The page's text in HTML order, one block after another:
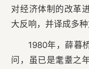
对经济体制的改革
大反响，并译成多种
1980年，薛暮
问，虽已是耄耋之